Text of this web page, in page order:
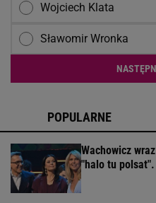
Wojciech Klata
Sławomir Wronka
POPULARNE
Wachowicz
"halo tu